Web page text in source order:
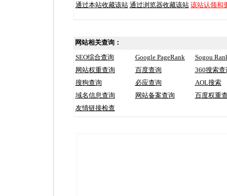
通过本站收藏该站 通过浏览器收藏该站 该站认领和
网站相关查询：
SEO综合查询
Google PageRank
Sogou
网站权重查询
百度查询
360搜索查
搜狗查询
必应查询
AOL搜索
域名信息查询
网站备案查询
百度权重
友情链接检查